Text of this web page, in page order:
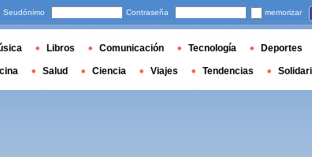
Seudónimo Contraseña memorizar
Libros Comunicación Tecnología Deportes
Salud Ciencia Viajes Tendencias